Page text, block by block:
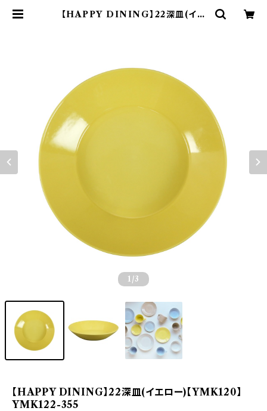
【HAPPY DINING】22深皿(イエ
1 /3
【HAPPY DINING】22深皿(イエロー)【YMK120】
YMK122-355